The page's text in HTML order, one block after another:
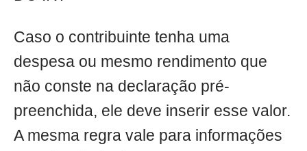
Caso o contribuinte tenha uma
despesa ou mesmo rendimento que
não conste na declaração pré-
preenchida, ele deve inserir esse valor.
A mesma regra vale para informações